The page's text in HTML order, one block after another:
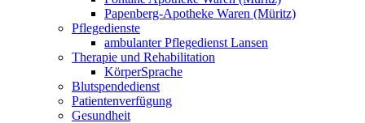
Papenberg-Apotheke Waren (Müritz)
Pflegedienste
ambulanter Pflegedienst Lansen
Therapie und Rehabilitation
KörperSprache
Blutspendedienst
Patientenverfügung
Gesundheit